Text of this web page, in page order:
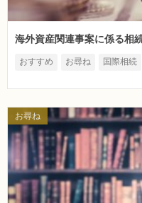
海外資産関連事案に係る相
おすすめ お尋ね 国際相続
お尋ね